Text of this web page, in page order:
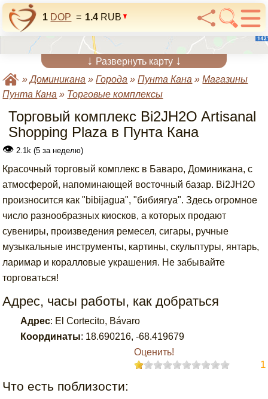
1 DOP = 1.4 RUB
↓ Развернуть карту ↓
»Доминикана »Города »Пунта Кана »Магазины
Пунта Кана » Торговые комплексы
Торговый комплекс Bi2JH2O Artisanal
Shopping Plaza в Пунта Кана
👁 2.1k (5 за неделю)
Красочный торговый комплекс в Баваро, Доминикана, с
атмосферой, напоминающей восточный базар. Bi2JH2O
произносится как "bibijagua", "бибиягуа". Здесь огромное
число разнообразных киосков, а которых продают
сувениры, произведения ремесел, сигары, ручные
музыкальные инструменты, картины, скульптуры, янтарь,
ларимар и коралловые украшения. Не забывайте
торговаться!
Адрес, часы работы, как добраться
Адрес: El Cortecito, Bávaro
Координаты: 18.690216,-68.419679
Оценить!
1
Что есть поблизости: